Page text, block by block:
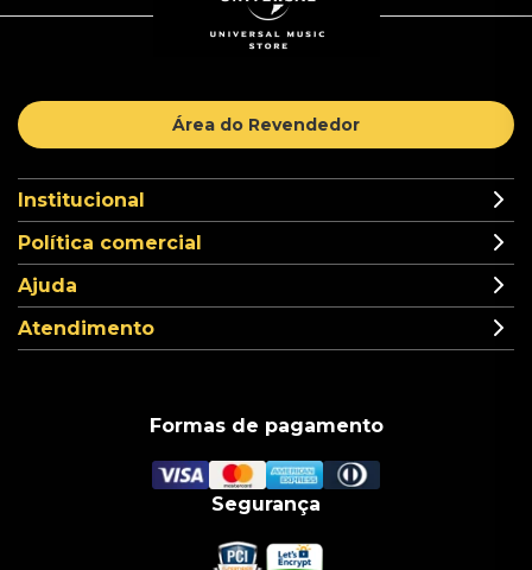
Área do Revendedor
Institucional
Política comercial
Ajuda
Atendimento
Formas de pagamento
Segurança